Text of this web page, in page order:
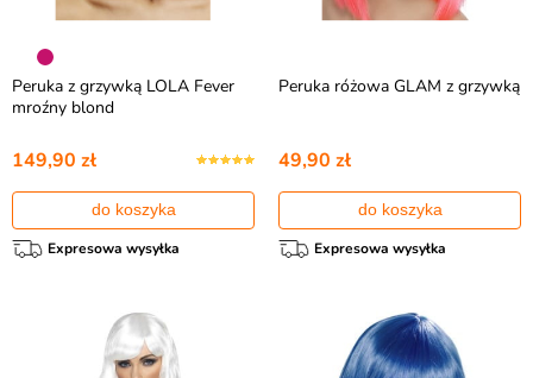
Peruka z grzywką LOLA Fever
mroźny blond
149,90 zł
do koszyka
Expresowa wysyłka
Peruka różowa GLAM z grzywką
49,90 zł
do koszyka
Expresowa wysyłka